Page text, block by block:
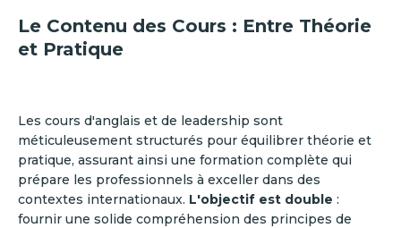
Le Contenu des Cours : Entre Théorie
et Pratique
Les cours d'anglais et de leadership sont
méticuleusement structurés pour équilibrer théorie et
pratique, assurant ainsi une formation complète qui
prépare les professionnels à exceller dans des
contextes internationaux. L'objectif est double :
fournir une solide compréhension des principes de